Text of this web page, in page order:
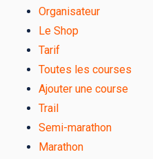
Organisateur
Le Shop
Tarif
Toutes les courses
Ajouter une course
Trail
Semi-marathon
Marathon